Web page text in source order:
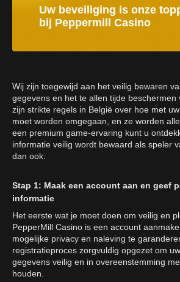
Uw beveiliging is onze
bij Peppermill Casino
Wij zijn toegewijd aan het veilig bewaren
gegevens en het te allen tijde beschermen
zijn strikte regels in België over hoe met
moet worden omgegaan, en ze worden
een premium game-ervaring kunt u
informatie veilig wordt bewaard als speler
dan ook.
Stap 1: Maak een account aan en geef
informatie
Het eerste wat je moet doen om veilig en
PepperMill Casino is een account
mogelijke privacy en naleving te
registratieproces zorgvuldig opgezet om
gegevens veilig en in overeenstemming
houden.